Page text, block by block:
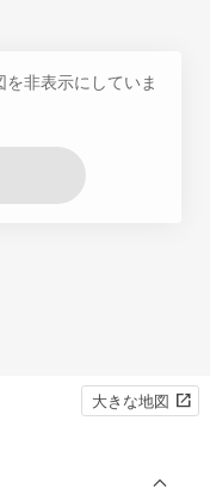
非表示にしていま
大きな地図